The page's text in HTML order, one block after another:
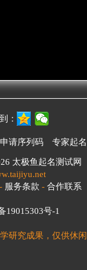
：
申请序列码 专家起名
太极鱼起名测试网
- 服务条款 - 合作联系
19015303号-1
研究成果，仅供休